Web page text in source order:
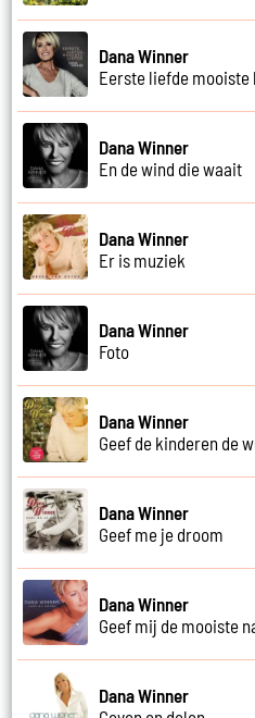
Dana Winner
Eerste liefde mooiste
Dana Winner
En de wind die waait
Dana Winner
Er is muziek
Dana Winner
Foto
Dana Winner
Geef de kinderen de
Dana Winner
Geef me je droom
Dana Winner
Geef mij de mooiste
Dana Winner